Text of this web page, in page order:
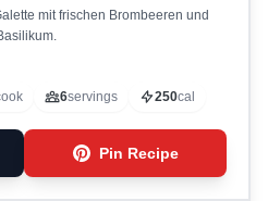
mit frischen Brombeeren und
6servings 250cal
Pin Recipe